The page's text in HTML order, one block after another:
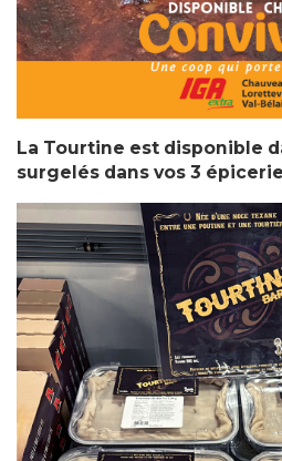
La Tourtine est disponible
surgelés dans vos 3